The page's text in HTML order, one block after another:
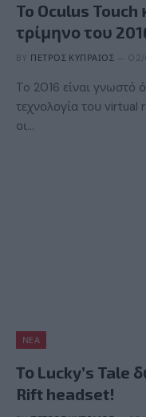
To Oculus Touch
τρίμηνο του
BY ΠΈΤΡΟΣ ΚΥΠΡΑΊΟΣ 02/
To 2016 είναι γνωστό
τεχνολογία του virtual
οι…
ΝΈΑ
Το Lucky’s Tale
Rift headset!